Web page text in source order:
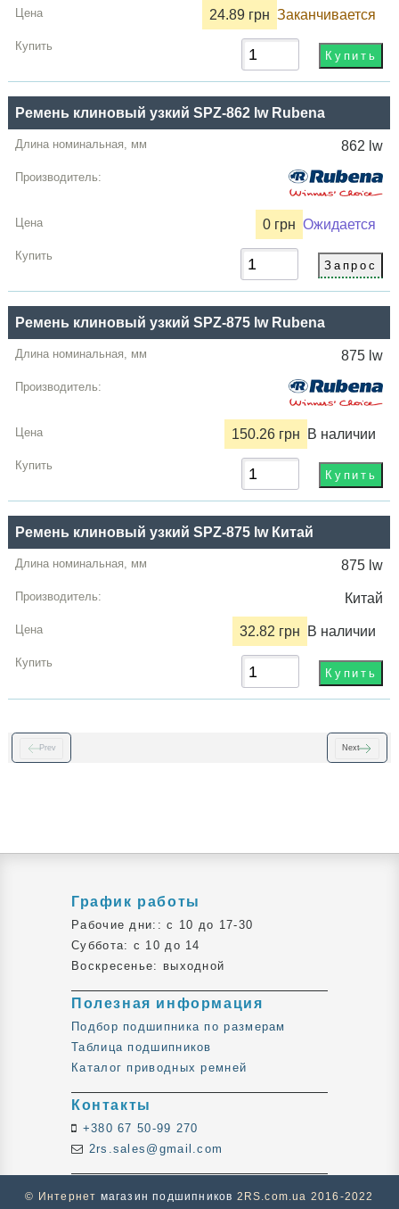
24.89 грн Заканчивается
Ремень клиновый узкий SPZ-862 lw Rubena
862 lw
0 грн Ожидается
Ремень клиновый узкий SPZ-875 lw Rubena
875 lw
150.26 грн В наличии
Ремень клиновый узкий SPZ-875 lw Китай
875 lw
Китай
32.82 грн В наличии
Prev Next
График работы
Рабочие дни:: c 10 до 17-30
Суббота: c 10 до 14
Воскресенье: выходной
Полезная информация
Подбор подшипника по размерам
Таблица подшипников
Каталог приводных ремней
Контакты
+380 67 50-99 270
2rs.sales@gmail.com
© Интернет магазин подшипников 2RS.com.ua 2016-2022